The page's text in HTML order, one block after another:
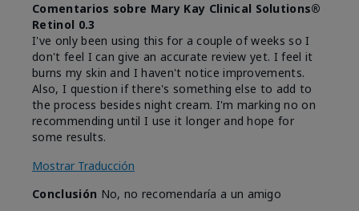
Comentarios sobre Mary Kay Clinical Solutions®
Retinol 0.3
I've only been using this for a couple of weeks so I
don't feel I can give an accurate review yet. I feel it
burns my skin and I haven't notice improvements.
Also, I question if there's something else to add to
the process besides night cream. I'm marking no on
recommending until I use it longer and hope for
some results.
Mostrar Traducción
Conclusión No, no recomendaría a un amigo